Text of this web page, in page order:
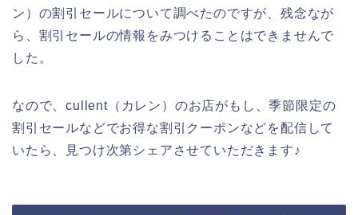
ン）の割引セールについて調べたのですが、残念なが
ら、割引セールの情報をみつけることはできませんで
した。
なので、cullent（カレン）のお店がもし、季節限定の
割引セールなどでお得な割引クーポンなどを配信して
いたら、見つけ次第シェアさせていただきます♪